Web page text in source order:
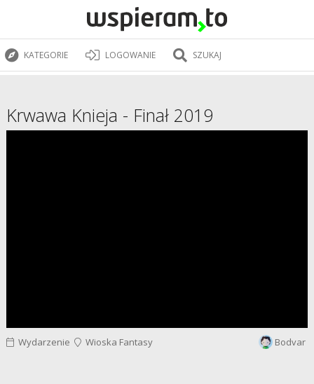
KATEGORIE LOGOWANIE SZUKAJ
Krwawa Knieja - Finał 2019
Wydarzenie Wioska Fantasy Bodvar